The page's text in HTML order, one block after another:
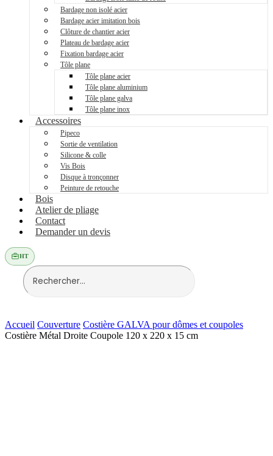
Bardage non isolé acier
Bardage acier imitation bois
Clôture de chantier acier
Plateau de bardage acier
Fixation bardage acier
Tôle plane
Tôle plane acier
Tôle plane aluminium
Tôle plane galva
Tôle plane inox
Accessoires
Pipeco
Sortie de ventilation
Silicone & colle
Vis Bois
Disque à tronçonner
Peinture de retouche
Bois
Atelier de pliage
Contact
Demander un devis
HT
Accueil Couverture Costière GALVA pour dômes et coupoles
Costière Métal Droite Coupole 120 x 220 x 15 cm